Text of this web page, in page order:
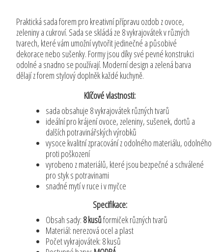
Praktická sada forem pro kreativní přípravu ozdob z ovoce,
zeleniny a cukroví. Sada se skládá ze 8 vykrajovátek v různých
tvarech, které vám umožní vytvořit jedinečné a působivé
dekorace nebo sušenky. Formy jsou díky své pevné konstrukci
odolné a snadno se používají. Moderní design a zelená barva
dělají z forem stylový doplněk každé kuchyně.
Klíčové vlastnosti:
sada obsahuje 8 vykrajovátek různých tvarů
ideální pro krájení ovoce, zeleniny, sušenek, dortů a
dalších potravinářských výrobků
vysoce kvalitní zpracování z odolného materiálu, odolného
proti poškození
vyrobeno z materiálů, které jsou bezpečné a schválené
pro styk s potravinami
snadné mytí v ruce i v myčce
Specifikace:
Obsah sady: 8 kusůformiček různých tvarů
Materiál: nerezová ocel a plast
Počet vykrajovátek: 8 kusů